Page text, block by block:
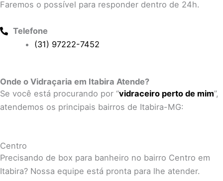
Faremos o possível para responder dentro de 24h.
Telefone
(31) 97222-7452
Onde o Vidraçaria em Itabira Atende?
Se você está procurando por “vidraceiro perto de mim”,
atendemos os principais bairros de Itabira-MG:
Centro
Precisando de box para banheiro no bairro Centro em
Itabira? Nossa equipe está pronta para lhe atender.